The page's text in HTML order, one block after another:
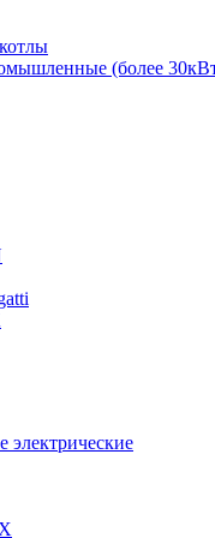
(более
электрические